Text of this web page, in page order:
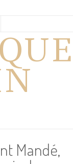
Mandé,